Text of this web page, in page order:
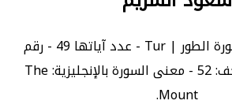
| سورة الطور | Tur - عدد آياتها 49 - رقم
السورة في المصحف: 52 - معنى السورة بالإنجليزية: The
Mount.